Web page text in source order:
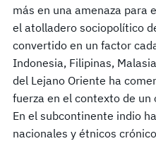
más en una amenaza para
el atolladero sociopolítico
convertido en un factor
Indonesia, Filipinas,
del Lejano Oriente ha
fuerza en el contexto de un
En el subcontinente indio
nacionales y étnicos